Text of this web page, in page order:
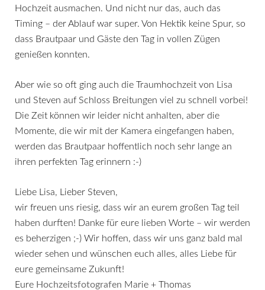
Hochzeit ausmachen. Und nicht nur das, auch das
Timing – der Ablauf war super. Von Hektik keine Spur, so
dass Brautpaar und Gäste den Tag in vollen Zügen
genießen konnten.
Aber wie so oft ging auch die Traumhochzeit von Lisa
und Steven auf Schloss Breitungen viel zu schnell vorbei!
Die Zeit können wir leider nicht anhalten, aber die
Momente, die wir mit der Kamera eingefangen haben,
werden das Brautpaar hoffentlich noch sehr lange an
ihren perfekten Tag erinnern :-)
Liebe Lisa, Lieber Steven,
wir freuen uns riesig, dass wir an eurem großen Tag teil
haben durften! Danke für eure lieben Worte – wir werden
es beherzigen ;-) Wir hoffen, dass wir uns ganz bald mal
wieder sehen und wünschen euch alles, alles Liebe für
eure gemeinsame Zukunft!
Eure Hochzeitsfotografen Marie + Thomas